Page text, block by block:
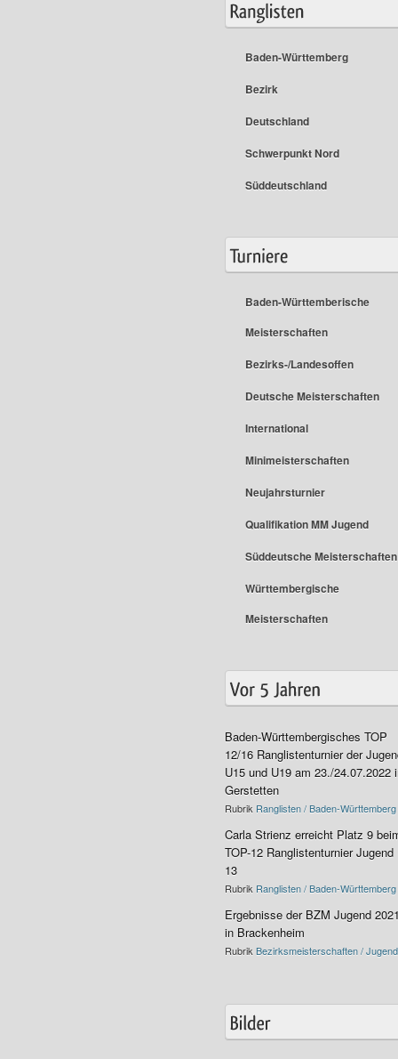
Baden-Württemberg
Bezirk
Deutschland
Schwerpunkt Nord
Süddeutschland
Baden-Württemberische
Meisterschaften
Bezirks-/Landesoffen
Deutsche Meisterschaften
International
Minimeisterschaften
Neujahrsturnier
Qualifikation MM Jugend
Süddeutsche Meisterschaften
Württembergische
Meisterschaften
Baden-Württembergisches TOP
12/16 Ranglistenturnier der
U15 und U19 am 23./24.07.2022
Gerstetten
Rubrik Ranglisten / Baden-Württemberg
Carla Strienz erreicht Platz 9
TOP-12 Ranglistenturnier Jugend
13
Rubrik Ranglisten / Baden-Württemberg
Ergebnisse der BZM Jugend
in Brackenheim
RubrikBezirksmeisterschaften / Jugend